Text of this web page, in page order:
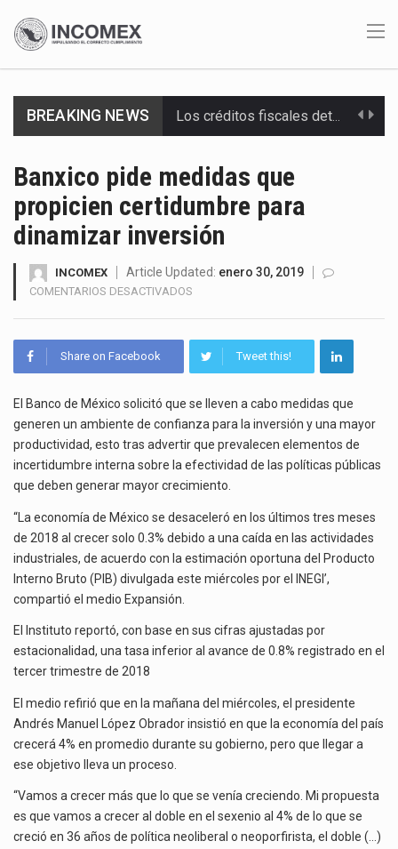
BREAKING NEWS
La industria automotriz mexicana concentra más de la mitad de las quejas bajo el Mecanismo…
Las métricas tradicionales de los parques industriales —absorción, ocupación y metros cuadrados desarrollados— resultan insuficientes…
El superávit comercial de México con Estados Unidos alcanzó 102,581 millones de dólares (mdd) en…
El Tribunal Federal de Justicia Administrativa (TFJA), a través de su Segunda Sala Regional en…
Banxico pide medidas que
propicien certidumbre para
dinamizar inversión
INCOMEX Article Updated: enero 30, 2019
COMENTARIOS DESACTIVADOS
MEDIDAS
QUE
CERTIDUMBRE
PARA
DINAMIZAR
INVERSIÓN
Share on Facebook Tweet this!
El Banco de México solicitó que se lleven a cabo medidas que
generen un ambiente de confianza para la inversión y una mayor
productividad, esto tras advertir que prevalecen elementos de
incertidumbre interna sobre la efectividad de las políticas públicas
que deben generar mayor crecimiento.
“La economía de México se desaceleró en los últimos tres meses
de 2018 al crecer solo 0.3% debido a una caída en las actividades
industriales, de acuerdo con la estimación oportuna del Producto
Interno Bruto (PIB) divulgada este miércoles por el INEGI’,
compartió el medio Expansión.
El Instituto reportó, con base en sus cifras ajustadas por
estacionalidad, una tasa inferior al avance de 0.8% registrado en el
tercer trimestre de 2018
El medio refirió que en la mañana del miércoles, el presidente
Andrés Manuel López Obrador insistió en que la economía del país
crecerá 4% en promedio durante su gobierno, pero que llegar a
ese objetivo lleva un proceso.
“Vamos a crecer más que lo que se venía creciendo. Mi propuesta
es que vamos a crecer al doble en el sexenio al 4% de lo que se
creció en 36 años de política neoliberal o neoporfirista, el doble (…)